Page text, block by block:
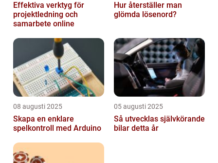
Effektiva verktyg för
projektledning och
samarbete online
Hur återställer man
glömda lösenord?
08 augusti 2025
Skapa en enklare
spelkontroll med Arduino
05 augusti 2025
Så utvecklas självkörande
bilar detta år